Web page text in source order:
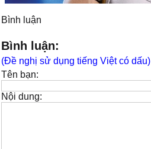
Bình luận
Bình luận:
(Đề nghị sử dụng tiếng Việt có dấu)
Tên bạn:
Nội dung: